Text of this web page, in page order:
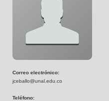
Correo electrónico:
jceballo@unal.edu.co
Teléfono: